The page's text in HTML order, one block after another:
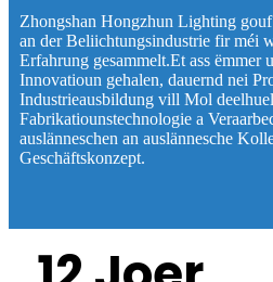
Zhongshan Hongzhun Lighting
an der Beliichtungsindustrie fir méi
Erfahrung gesammelt.Et ass ëmmer
Innovatioun gehalen, dauernd nei
Industrieausbildung vill Mol
Fabrikatiounstechnologie a
auslänneschen an auslännesche
Geschäftskonzept.